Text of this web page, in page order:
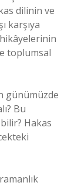
dilinin ve
karşıya
toplumsal
günümüzde
Bu
Hakas